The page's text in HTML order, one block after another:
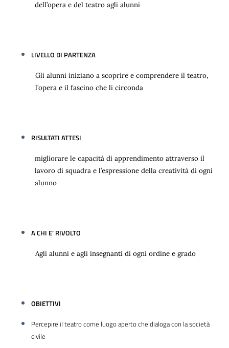
dell’opera e del teatro agli alunni
LIVELLO DI PARTENZA
Gli alunni iniziano a scoprire e comprendere il teatro,
l’opera e il fascino che li circonda
RISULTATI ATTESI
migliorare le capacità di apprendimento attraverso il
lavoro di squadra e l’espressione della creatività di ogni
alunno
A CHI E’ RIVOLTO
Agli alunni e agli insegnanti di ogni ordine e grado
OBIETTIVI
Percepire il teatro come luogo aperto che dialoga con la società
civile